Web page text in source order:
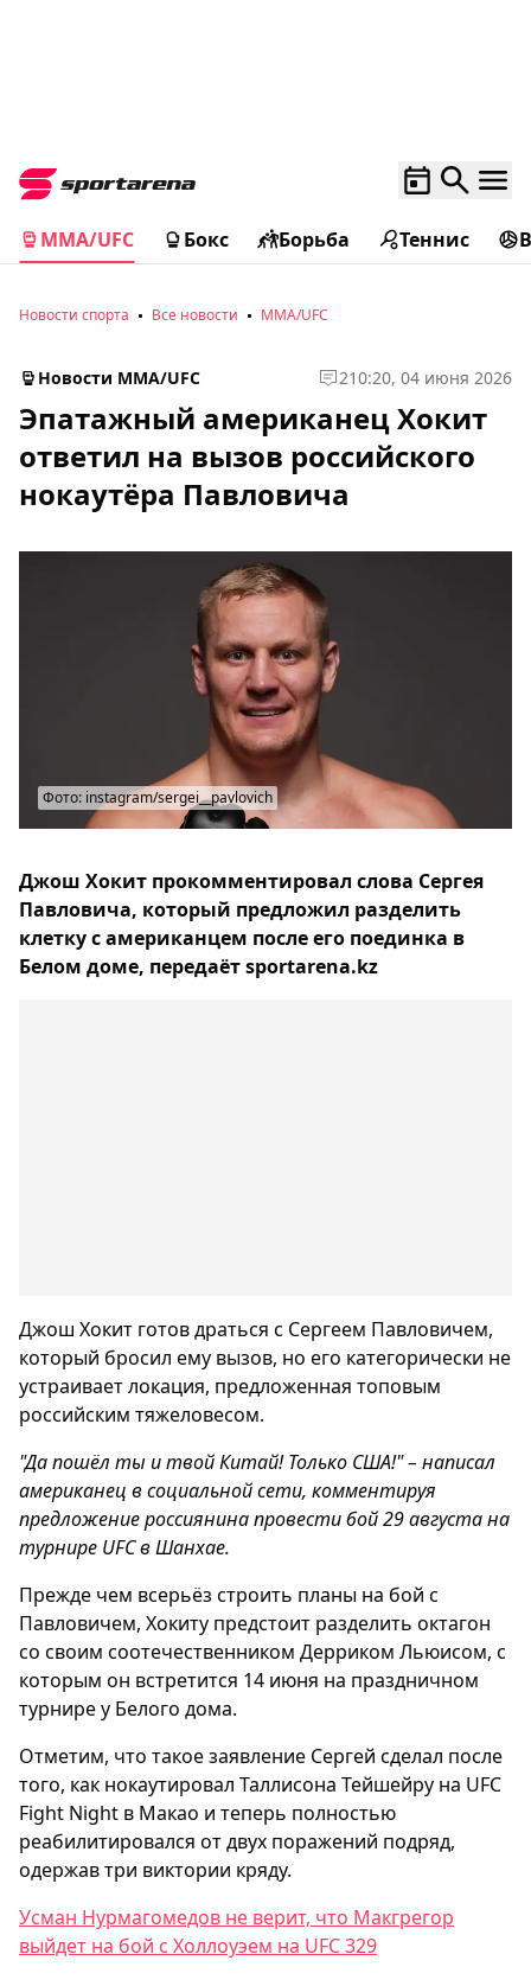
MMA/UFC Бокс Борьба Теннис
Новости спорта Все новости MMA/UFC
Новости MMA/UFC 210:20, 04 июня 2026
Эпатажный американец Хокит
ответил на вызов российского
нокаутёра Павловича
Фото: instagram/sergei__pavlovich
Джош Хокит прокомментировал слова Сергея
Павловича, который предложил разделить
клетку с американцем после его поединка в
Белом доме, передаёт sportarena.kz
Джош Хокит готов драться с Сергеем Павловичем,
который бросил ему вызов, но его категорически не
устраивает локация, предложенная топовым
российским тяжеловесом.
"Да пошёл ты и твой Китай! Только США!" – написал
американец в социальной сети, комментируя
предложение россиянина провести бой 29 августа на
турнире UFC в Шанхае.
Прежде чем всерьёз строить планы на бой с
Павловичем, Хокиту предстоит разделить октагон
со своим соотечественником Дерриком Льюисом, с
которым он встретится 14 июня на праздничном
турнире у Белого дома.
Отметим, что такое заявление Сергей сделал после
того, как нокаутировал Таллисона Тейшейру на UFC
Fight Night в Макао и теперь полностью
реабилитировался от двух поражений подряд,
одержав три виктории кряду.
Усман Нурмагомедов не верит, что Макгрегор
выйдет на бой с Холлоуэем на UFC 329